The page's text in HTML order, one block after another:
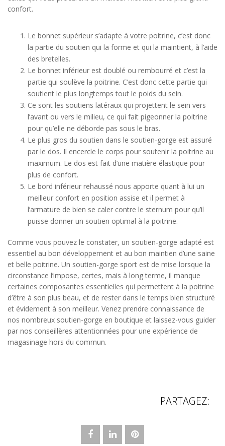
confort.
Le bonnet supérieur s’adapte à votre poitrine, c’est donc
la partie du soutien qui la forme et qui la maintient, à l’aide
des bretelles.
Le bonnet inférieur est doublé ou rembourré et c’est la
partie qui soulève la poitrine. C’est donc cette partie qui
soutient le plus longtemps tout le poids du sein.
Ce sont les soutiens latéraux qui projettent le sein vers
l’avant ou vers le milieu, ce qui fait pigeonner la poitrine
pour qu’elle ne déborde pas sous le bras.
Le plus gros du soutien dans le soutien-gorge est assuré
par le dos. Il encercle le corps pour soutenir la poitrine au
maximum. Le dos est fait d’une matière élastique pour
plus de confort.
Le bord inférieur rehaussé nous apporte quant à lui un
meilleur confort en position assise et il permet à
l’armature de bien se caler contre le sternum pour qu’il
puisse donner un soutien optimal à la poitrine.
Comme vous pouvez le constater, un soutien-gorge adapté est
essentiel au bon développement et au bon maintien d’une saine
et belle poitrine. Un soutien-gorge sport est de mise lorsque la
circonstance l’impose, certes, mais à long terme, il manque
certaines composantes essentielles qui permettent à la poitrine
d’être à son plus beau, et de rester dans le temps bien structuré
et évidement à son meilleur. Venez prendre connaissance de
nos nombreux soutien-gorge en boutique et laissez-vous guider
par nos conseillères attentionnées pour une expérience de
magasinage hors du commun.
PARTAGEZ: